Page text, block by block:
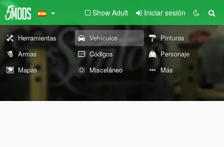
Show Adult Iniciar sesión
Herramientas Vehículos
Pinturas
Armas
Códigos
Personaje
Mapas
Misceláneo Más